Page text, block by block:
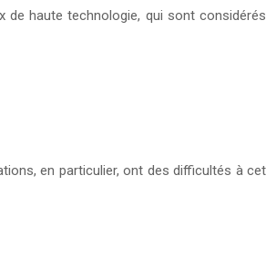
de haute technologie, qui sont considérés
en particulier, ont des difficultés à cet